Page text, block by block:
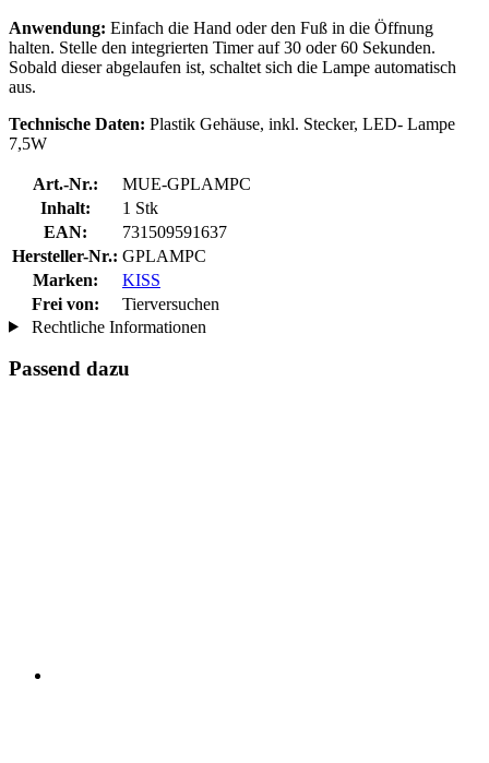
Anwendung: Einfach die Hand oder den Fuß in die Öffnung
halten. Stelle den integrierten Timer auf 30 oder 60 Sekunden.
Sobald dieser abgelaufen ist, schaltet sich die Lampe automatisch
aus.
Technische Daten: Plastik Gehäuse, inkl. Stecker, LED- Lampe
7,5W
Art.-Nr.:
MUE-GPLAMPC
Inhalt:
1 Stk
EAN:
731509591637
Hersteller-Nr.: GPLAMPC
Marken:
KISS
Frei von:
Tierversuchen
Rechtliche Informationen
Passend dazu